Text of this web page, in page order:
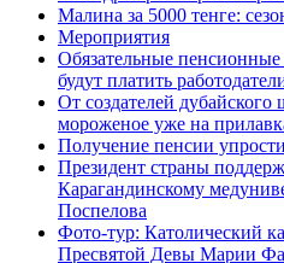
Малина за 5000 тенге:
Мероприятия
Обязательные
будут платить
От создателей дубайского
мороженое уже на
Получение пенсии
Президент страны
Карагандинскому
Поспелова
Фото-тур: Католический
Пресвятой Девы Марии